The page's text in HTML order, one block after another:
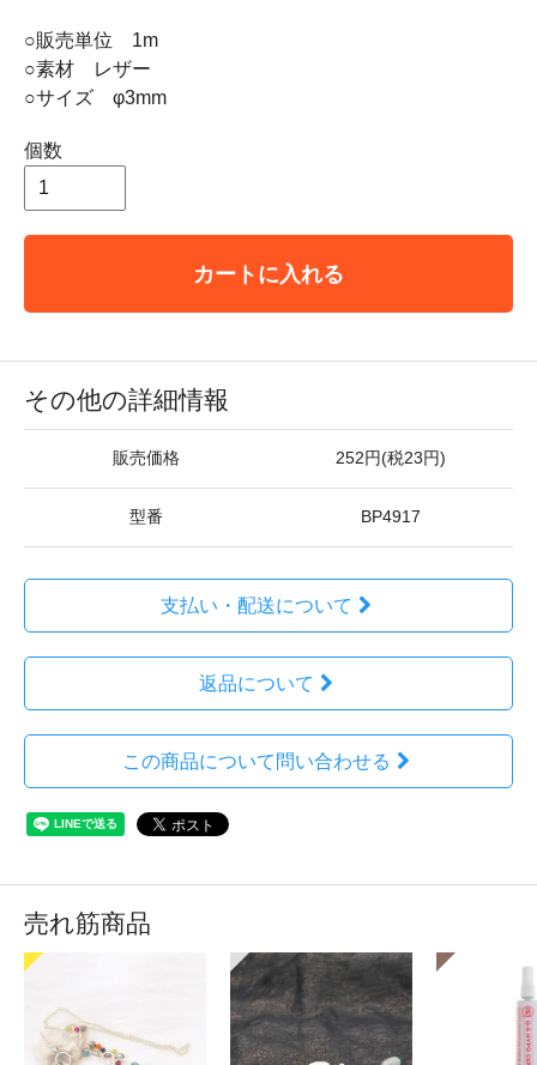
○販売単位 1m
○素材 レザー
○サイズ φ3mm
個数
カートに入れる
その他の詳細情報
販売価格 252円(税23円)
型番 BP4917
支払い・配送について
返品について
この商品について問い合わせる
売れ筋商品